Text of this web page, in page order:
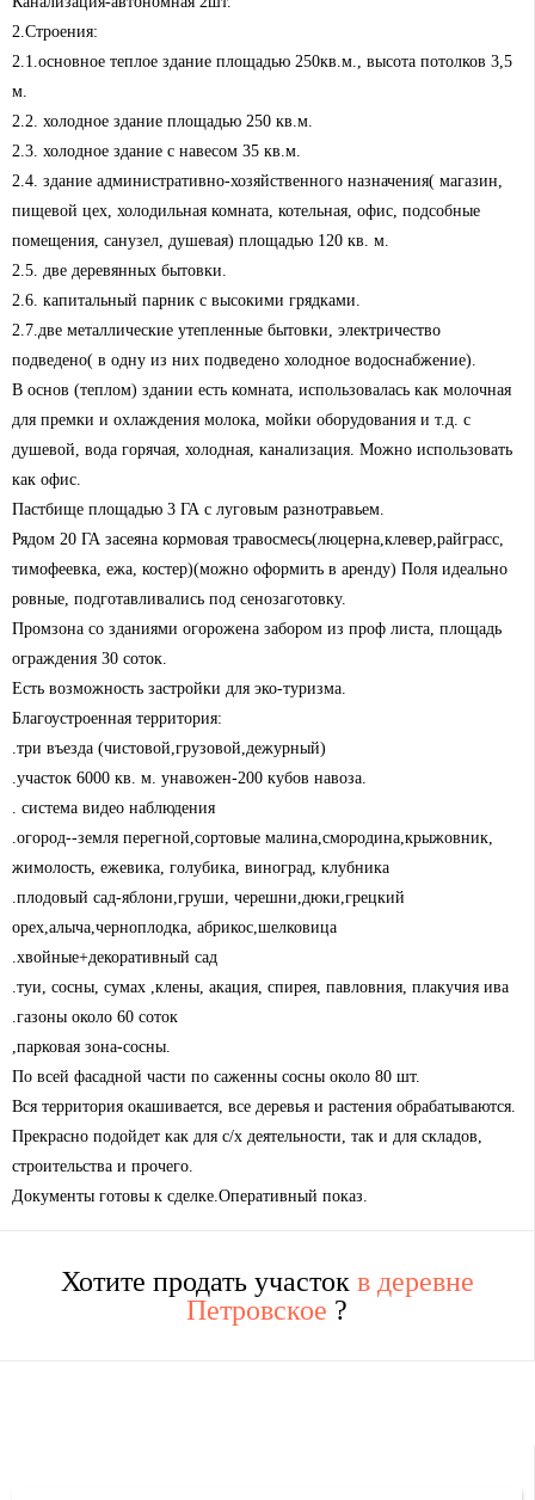
2.Строения:
2.1.основное теплое здание площадью 250кв.м., высота потолков 3,5
м.
2.2. холодное здание площадью 250 кв.м.
2.3. холодное здание с навесом 35 кв.м.
2.4. здание административно-хозяйственного назначения( магазин,
пищевой цех, холодильная комната, котельная, офис, подсобные
помещения, санузел, душевая) площадью 120 кв. м.
2.5. две деревянных бытовки.
2.6. капитальный парник с высокими грядками.
2.7.две металлические утепленные бытовки, электричество
подведено( в одну из них подведено холодное водоснабжение).
В основ (теплом) здании есть комната, использовалась как молочная
для премки и охлаждения молока, мойки оборудования и т.д. с
душевой, вода горячая, холодная, канализация. Можно использовать
как офис.
Пастбище площадью 3 ГА с луговым разнотравьем.
Рядом 20 ГА засеяна кормовая травосмесь(люцерна,клевер,райграсс,
тимофеевка, ежа, костер)(можно оформить в аренду) Поля идеально
ровные, подготавливались под сенозаготовку.
Промзона со зданиями огорожена забором из проф листа, площадь
ограждения 30 соток.
Есть возможность застройки для эко-туризма.
Благоустроенная территория:
.три въезда (чистовой,грузовой,дежурный)
.участок 6000 кв. м. унавожен-200 кубов навоза.
. система видео наблюдения
.огород--земля перегной,сортовые малина,смородина,крыжовник,
жимолость, ежевика, голубика, виноград, клубника
.плодовый сад-яблони,груши, черешни,дюки,грецкий
орех,алыча,черноплодка, абрикос,шелковица
.хвойные+декоративный сад
.туи, сосны, сумах ,клены, акация, спирея, павловния, плакучия ива
.газоны около 60 соток
,парковая зона-сосны.
По всей фасадной части по саженны сосны около 80 шт.
Вся территория окашивается, все деревья и растения обрабатываются.
Прекрасно подойдет как для с/х деятельности, так и для складов,
строительства и прочего.
Документы готовы к сделке.Оперативный показ.
Хотите продать участок в деревне
Петровское ?